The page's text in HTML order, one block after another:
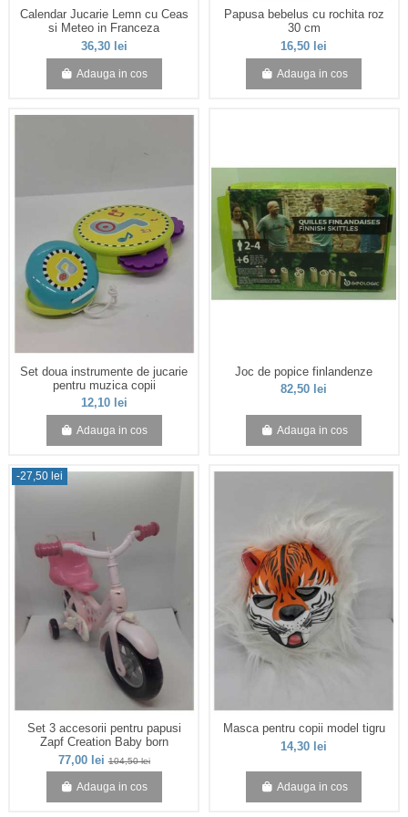
Calendar Jucarie Lemn cu Ceas
si Meteo in Franceza
36,30 lei
Adauga in cos
Papusa bebelus cu rochita roz
30 cm
16,50 lei
Adauga in cos
Set doua instrumente de jucarie
pentru muzica copii
12,10 lei
Adauga in cos
Joc de popice finlandenze
82,50 lei
Adauga in cos
-27,50 lei
Set 3 accesorii pentru papusi
Zapf Creation Baby born
77,00 lei104,50 lei
Adauga in cos
Masca pentru copii model tigru
14,30 lei
Adauga in cos